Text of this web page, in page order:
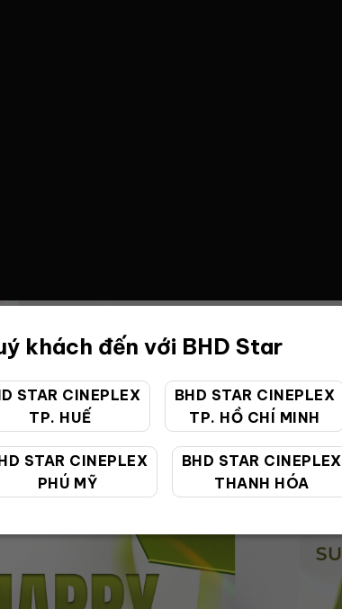
khách đến với BHD Star
STAR CINEPLEX
TP. HUẾ
BHD STAR CINEPLEX
TP. HỒ CHÍ MINH
STAR CINEPLEX
PHÚ MỸ
BHD STAR CINEPLEX
THANH HÓA
ĐÃI ĐẶC BIỆT